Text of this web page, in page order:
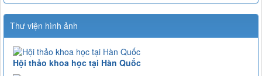
Thư viện hình ảnh
Hội thảo khoa học tại Hàn Quốc